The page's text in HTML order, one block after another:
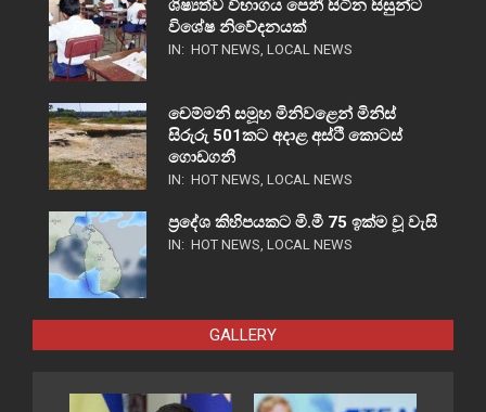
ශිෂ්‍යත්ව විභාගය පෙනී සිටින සිසුන්ට
විශේෂ නිවේදනයක්
IN: HOT NEWS, LOCAL NEWS
චෙම්මනි සමූහ මිනිවළෙන් මිනිස්
සිරුරු 501කට අදාළ අස්ථි කොටස්
ගොඩගනී
IN: HOT NEWS, LOCAL NEWS
ප්‍රදේශ කිහිපයකට මි.මී 75 ඉක්ම වූ වැසි
IN: HOT NEWS, LOCAL NEWS
GALLERY